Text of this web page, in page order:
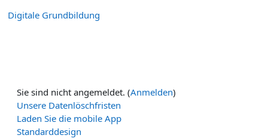
Digitale Grundbildung
Sie sind nicht angemeldet. (Anmelden)
Unsere Datenlöschfristen
Laden Sie die mobile App
Standarddesign